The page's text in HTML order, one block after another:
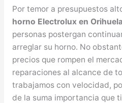
Por temor a presupuestos
horno Electrolux en
personas postergan
arreglar su horno. No
precios que rompen el
reparaciones al alcance de
trabajamos con velocidad,
de la suma importancia que